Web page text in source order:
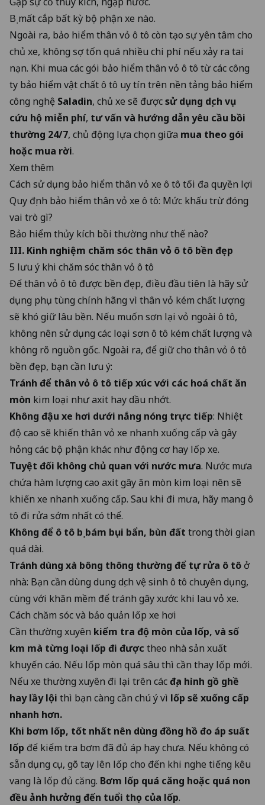
Bị mất cắp bất kỳ bộ phận xe nào.
Ngoài ra, bảo hiểm thân vỏ ô tô còn tạo sự yên tâm cho
chủ xe, không sợ tốn quá nhiều chi phí nếu xảy ra tai
nạn. Khi mua các gói bảo hiểm thân vỏ ô tô từ các công
ty bảo hiểm vật chất ô tô uy tín trên nền tảng bảo hiểm
công nghệ Saladin, chủ xe sẽ đượcsử dụng dịch vụ
cứu hộ miễn phí, tư vấn và hướng dẫn yêu cầu bồi
thường 24/7, chủ động lựa chọn giữa mua theo gói
hoặc mua rời.
Xem thêm
Cách sử dụng bảo hiểm thân vỏ xe ô tô tối đa quyền lợi
Quy định bảo hiểm thân vỏ xe ô tô: Mức khấu trừ đóng
vai trò gì?
Bảo hiểm thủy kích bồi thường như thế nào?
III. Kinh nghiệm chăm sóc thân vỏ ô tô bền đẹp
5 lưu ý khi chăm sóc thân vỏ ô tô
Để thân vỏ ô tô được bền đẹp, điều đầu tiên là hãy sử
dụng phụ tùng chính hãng vì thân vỏ kém chất lượng
sẽ khó giữ lâu bền. Nếu muốn sơn lại vỏ ngoài ô tô,
không nên sử dụng các loại sơn ô tô kém chất lượng và
không rõ nguồn gốc. Ngoài ra, để giữ cho thân vỏ ô tô
bền đẹp, bạn cần lưu ý:
Tránh để thân vỏ ô tô tiếp xúc với các hoá chất ăn
mòn kim loại như axit hay dầu nhớt.
Không đậu xe hơi dưới nắng nóng trực tiếp: Nhiệt
độ cao sẽ khiến thân vỏ xe nhanh xuống cấp và gây
hỏng các bộ phận khác như động cơ hay lốp xe.
Tuyệt đối không chủ quan với nước mưa. Nước mưa
chứa hàm lượng cao axit gây ăn mòn kim loại nên sẽ
khiến xe nhanh xuống cấp. Sau khi đi mưa, hãy mang ô
tô đi rửa sớm nhất có thể.
Không để ô tô bị bám bụi bẩn, bùn đất trong thời gian
quá dài.
Tránh dùng xà bông thông thường để tự rửa ô tô ở
nhà: Bạn cần dùng dung dịch vệ sinh ô tô chuyên dụng,
cùng với khăn mềm để tránh gây xước khi lau vỏ xe.
Cách chăm sóc và bảo quản lốp xe hơi
Cần thường xuyên kiểm tra độ mòn của lốp, và số
km mà từng loại lốp đi được theo nhà sản xuất
khuyến cáo. Nếu lốp mòn quá sâu thì cần thay lốp mới.
Nếu xe thường xuyên đi lại trên cácđịa hình gồ ghề
hay lầy lội thì bạn càng cần chú ý vì lốp sẽ xuống cấp
nhanh hơn.
Khi bơm lốp, tốt nhất nên dùng đồng hồ đo áp suất
lốp để kiểm tra bơm đã đủ áp hay chưa. Nếu không có
sẵn dụng cụ, gõ tay lên lốp cho đến khi nghe tiếng kêu
vang là lốp đủ căng. Bơm lốp quá căng hoặc quá non
đều ảnh hưởng đến tuổi thọ của lốp.